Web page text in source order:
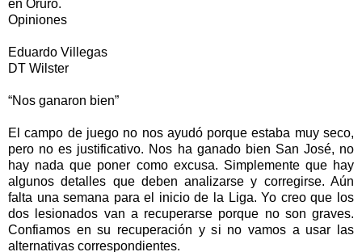
en Oruro.
Opiniones
Eduardo Villegas
DT Wilster
“Nos ganaron bien”
El campo de juego no nos ayudó porque estaba muy seco,
pero no es justificativo. Nos ha ganado bien San José, no
hay nada que poner como excusa. Simplemente que hay
algunos detalles que deben analizarse y corregirse. Aún
falta una semana para el inicio de la Liga. Yo creo que los
dos lesionados van a recuperarse porque no son graves.
Confiamos en su recuperación y si no vamos a usar las
alternativas correspondientes.